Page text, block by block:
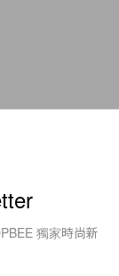
Sweaters
著，似乎會更偏愛
賴在床上裹著棉被
設計毛織品也隨之
獨家時尚新